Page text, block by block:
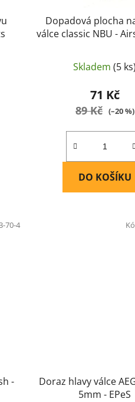
Dopadová plocha
válce classic NBU -
Skladem(5 ks)
71 Kč
89 Kč (–20 %)
DO KOŠÍKU
-
70-4
Doraz hlavy válce
5mm - EPeS